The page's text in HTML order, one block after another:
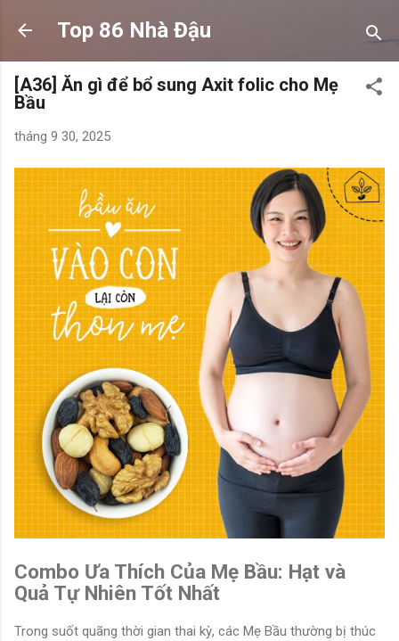
Chuyển đến nội dung chính
Top 86 Nhà Đậu
[A36] Ăn gì để bổ sung Axit folic cho Mẹ
Bầu
tháng 9 30, 2025
Combo Ưa Thích Của Mẹ Bầu: Hạt và
Quả Tự Nhiên Tốt Nhất
Trong suốt quãng thời gian thai kỳ, các Mẹ Bầu thường bị thúc